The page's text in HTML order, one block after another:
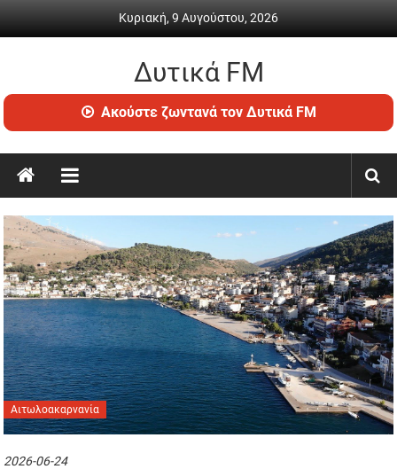
Κυριακή, 9 Αυγούστου, 2026
Δυτικά FM
Ραδιόφωνο
•
ενημέρωση
Ακούστε ζωντανά τον Δυτικά FM
Αιτωλοακαρνανία
2026-06-24